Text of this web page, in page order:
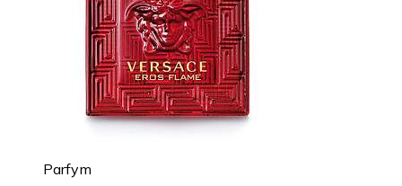
Parfym